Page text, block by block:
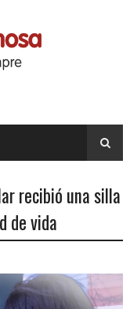
recibió una silla
de vida